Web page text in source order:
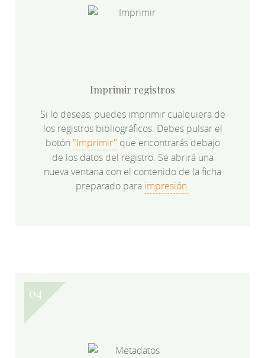
Imprimir registros
Si lo deseas, puedes imprimir cualquiera de
los registros bibliográficos. Debes pulsar el
botón "Imprimir" que encontrarás debajo
de los datos del registro. Se abrirá una
nueva ventana con el contenido de la ficha
preparado para impresión.